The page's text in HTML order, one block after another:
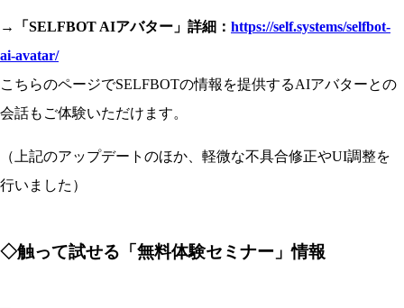
→「SELFBOT AIアバター」詳細： https://self.systems/selfbot-
ai-avatar/
こちらのページでSELFBOTの情報を提供するAIアバターとの
会話もご体験いただけます。
（上記のアップデートのほか、軽微な不具合修正やUI調整を
行いました）
◇触って試せる「無料体験セミナー」情報